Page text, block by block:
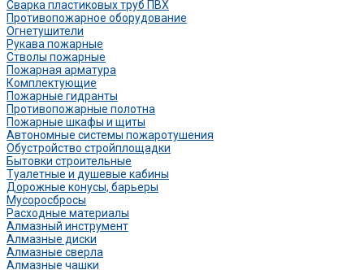
Сварка пластиковых труб ПВХ
Противопожарное оборудование
Огнетушители
Рукава пожарные
Стволы пожарные
Пожарная арматура
Комплектующие
Пожарные гидранты
Противопожарные полотна
Пожарные шкафы и щиты
Автономные системы пожаротушения
Обустройство стройплощадки
Бытовки строительные
Туалетные и душевые кабины
Дорожные конусы, барьеры
Мусоросбросы
Расходные материалы
Алмазный инструмент
Алмазные диски
Алмазные сверла
Алмазные чашки